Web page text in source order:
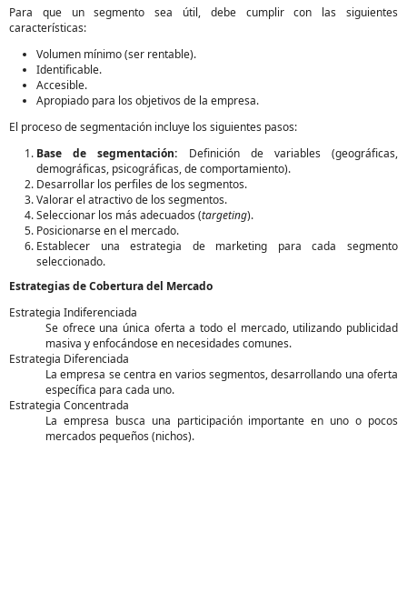
Para que un segmento sea útil, debe cumplir con las siguientes
características:
Volumen mínimo (ser rentable).
Identificable.
Accesible.
Apropiado para los objetivos de la empresa.
El proceso de segmentación incluye los siguientes pasos:
Base de segmentación: Definición de variables (geográficas,
demográficas, psicográficas, de comportamiento).
Desarrollar los perfiles de los segmentos.
Valorar el atractivo de los segmentos.
Seleccionar los más adecuados (targeting).
Posicionarse en el mercado.
Establecer una estrategia de marketing para cada segmento
seleccionado.
Estrategias de Cobertura del Mercado
Estrategia Indiferenciada
Se ofrece una única oferta a todo el mercado, utilizando publicidad
masiva y enfocándose en necesidades comunes.
Estrategia Diferenciada
La empresa se centra en varios segmentos, desarrollando una oferta
específica para cada uno.
Estrategia Concentrada
La empresa busca una participación importante en uno o pocos
mercados pequeños (nichos).